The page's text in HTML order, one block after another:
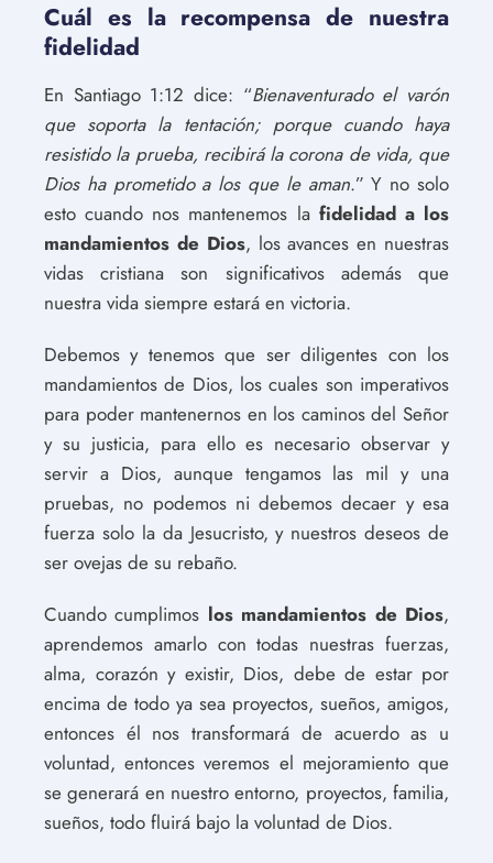
Cuál es la recompensa de nuestra
fidelidad
En Santiago 1:12 dice: “Bienaventurado el varón
que soporta la tentación; porque cuando haya
resistido la prueba, recibirá la corona de vida, que
Dios ha prometido a los que le aman.” Y no solo
esto cuando nos mantenemos la fidelidad a los
mandamientos de Dios, los avances en nuestras
vidas cristiana son significativos además que
nuestra vida siempre estará en victoria.
Debemos y tenemos que ser diligentes con los
mandamientos de Dios, los cuales son imperativos
para poder mantenernos en los caminos del Señor
y su justicia, para ello es necesario observar y
servir a Dios, aunque tengamos las mil y una
pruebas, no podemos ni debemos decaer y esa
fuerza solo la da Jesucristo, y nuestros deseos de
ser ovejas de su rebaño.
Cuando cumplimos los mandamientos de Dios,
aprendemos amarlo con todas nuestras fuerzas,
alma, corazón y existir, Dios, debe de estar por
encima de todo ya sea proyectos, sueños, amigos,
entonces él nos transformará de acuerdo as u
voluntad, entonces veremos el mejoramiento que
se generará en nuestro entorno, proyectos, familia,
sueños, todo fluirá bajo la voluntad de Dios.